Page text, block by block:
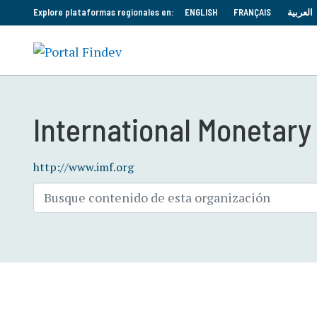
Explore plataformas regionales en: ENGLISH FRANÇAIS العربية
International Monetary
http://www.imf.org